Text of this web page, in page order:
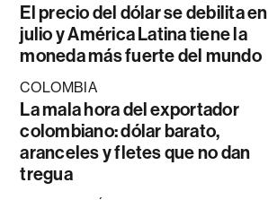
El precio del dólar se debilita en
julio y América Latina tiene la
moneda más fuerte del mundo
COLOMBIA
La mala hora del exportador
colombiano: dólar barato,
aranceles y fletes que no dan
tregua